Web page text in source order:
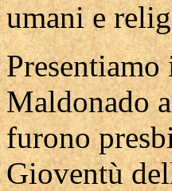
umani e
Maldonado
furono
Gioventù